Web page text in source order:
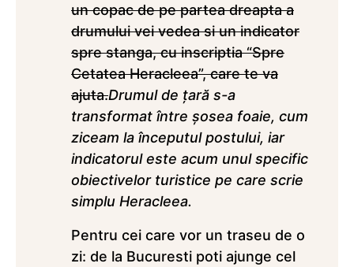
un copac de pe partea dreapta a
drumului vei vedea si un indicator
spre stanga, cu inscriptia “Spre
Cetatea Heracleea”, care te va
ajuta.Drumul de ţară s-a
transformat între şosea foaie, cum
ziceam la începutul postului, iar
indicatorul este acum unul specific
obiectivelor turistice pe care scrie
simplu Heracleea.
Pentru cei care vor un traseu de o
zi: de la Bucuresti poti ajunge cel